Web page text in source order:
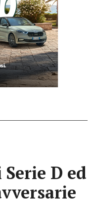
D ed